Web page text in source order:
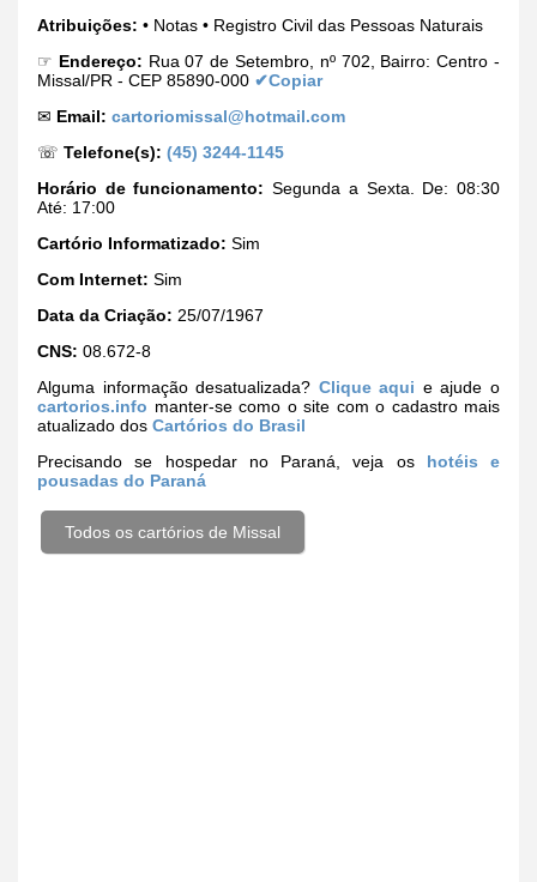
Atribuições: • Notas • Registro Civil das Pessoas Naturais
☞ Endereço: Rua 07 de Setembro, nº 702, Bairro: Centro -
Missal/PR - CEP 85890-000 ✔Copiar
✉ Email: cartoriomissal@hotmail.com
☏ Telefone(s): (45) 3244-1145
Horário de funcionamento: Segunda a Sexta. De: 08:30
Até: 17:00
Cartório Informatizado: Sim
Com Internet: Sim
Data da Criação: 25/07/1967
CNS: 08.672-8
Alguma informação desatualizada? Clique aqui e ajude o
cartorios.info manter-se como o site com o cadastro mais
atualizado dos Cartórios do Brasil
Precisando se hospedar no Paraná, veja os hotéis e
pousadas do Paraná
Todos os cartórios de Missal